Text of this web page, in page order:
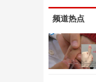
频道热点